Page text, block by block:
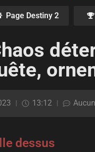
Page Destiny 2
13:12
dessus